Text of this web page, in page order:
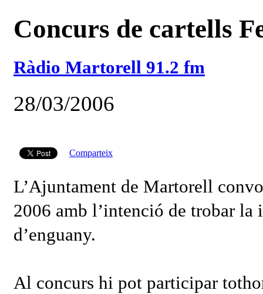
Concurs de cartells
Ràdio Martorell 91.2 fm
28/03/2006
Comparteix
L’Ajuntament de Martorell
2006 amb l’intenció de trobar la
d’enguany.
Al concurs hi pot participar